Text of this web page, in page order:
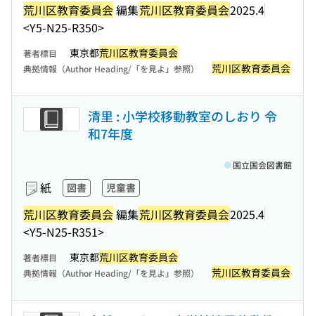
荒川区教育委員会編集荒川区教育委員会2025.4
<Y5-N25-R350>
著者標目 東京都荒川区教育委員会
典拠情報（Author Heading/「を見よ」参照） 荒川区教育委員会
清里 : 小学校移動教室のしおり 令
和7年度
紙 図書 児童書
荒川区教育委員会編集荒川区教育委員会2025.4
<Y5-N25-R351>
国立国会図書館
著者標目 東京都荒川区教育委員会
典拠情報（Author Heading/「を見よ」参照） 荒川区教育委員会